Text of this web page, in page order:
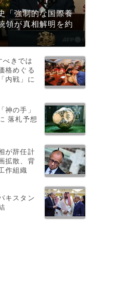
「強制的な国際養
領が真相解明を約
べきでは
格めぐる
内戦」に
神の手」
落札予想
が辞任計
拡散、背
作組織
キスタン